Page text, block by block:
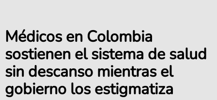
Médicos en Colombia
sostienen el sistema de salud
sin descanso mientras el
gobierno los estigmatiza